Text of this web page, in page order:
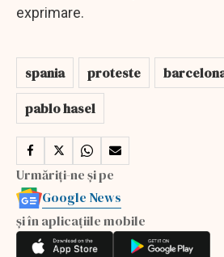
exprimare.
spania proteste
pablo hasel
Urmăriți-ne și pe
Google News
și în aplicațiile mobile